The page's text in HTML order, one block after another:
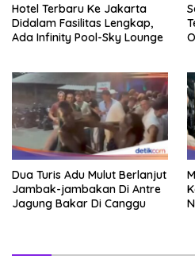
Hotel Terbaru Ke Jakarta
Didalam Fasilitas Lengkap,
Ada Infinity Pool-Sky Lounge
Dua Turis Adu Mulut Berlanjut
Jambak-jambakan Di Antre
Jagung Bakar Di Canggu